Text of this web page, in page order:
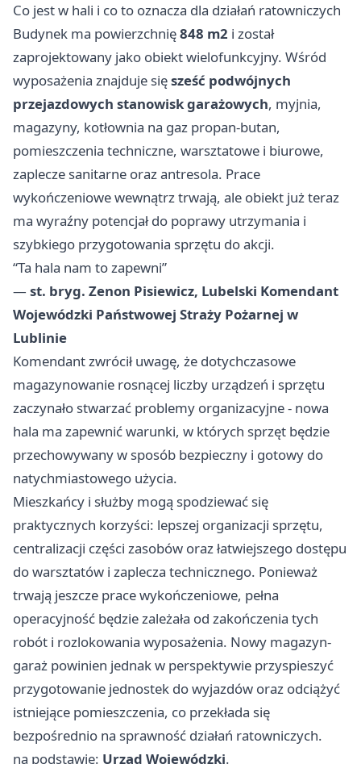
Co jest w hali i co to oznacza dla działań ratowniczych
Budynek ma powierzchnię848 m2 i został
zaprojektowany jako obiekt wielofunkcyjny. Wśród
wyposażenia znajduje sięsześć podwójnych
przejazdowych stanowisk garażowych, myjnia,
magazyny, kotłownia na gaz propan-butan,
pomieszczenia techniczne, warsztatowe i biurowe,
zaplecze sanitarne oraz antresola. Prace
wykończeniowe wewnątrz trwają, ale obiekt już teraz
ma wyraźny potencjał do poprawy utrzymania i
szybkiego przygotowania sprzętu do akcji.
“Ta hala nam to zapewni”
— st. bryg. Zenon Pisiewicz, Lubelski Komendant
Wojewódzki Państwowej Straży Pożarnej w
Lublinie
Komendant zwrócił uwagę, że dotychczasowe
magazynowanie rosnącej liczby urządzeń i sprzętu
zaczynało stwarzać problemy organizacyjne - nowa
hala ma zapewnić warunki, w których sprzęt będzie
przechowywany w sposób bezpieczny i gotowy do
natychmiastowego użycia.
Mieszkańcy i służby mogą spodziewać się
praktycznych korzyści: lepszej organizacji sprzętu,
centralizacji części zasobów oraz łatwiejszego dostępu
do warsztatów i zaplecza technicznego. Ponieważ
trwają jeszcze prace wykończeniowe, pełna
operacyjność będzie zależała od zakończenia tych
robót i rozlokowania wyposażenia. Nowy magazyn-
garaż powinien jednak w perspektywie przyspieszyć
przygotowanie jednostek do wyjazdów oraz odciążyć
istniejące pomieszczenia, co przekłada się
bezpośrednio na sprawność działań ratowniczych.
na podstawie: Urząd Wojewódzki.